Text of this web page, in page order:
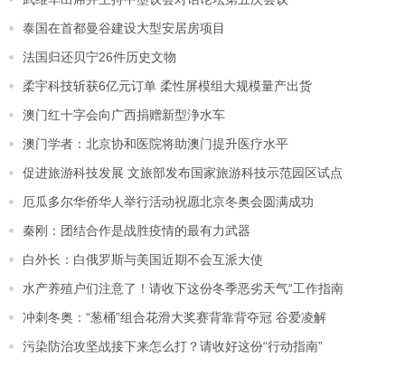
泰国在首都曼谷建设大型安居房项目
法国归还贝宁26件历史文物
柔宇科技斩获6亿元订单 柔性屏模组大规模量产出货
澳门红十字会向广西捐赠新型浄水车
澳门学者：北京协和医院将助澳门提升医疗水平
促进旅游科技发展 文旅部发布国家旅游科技示范园区试点
厄瓜多尔华侨华人举行活动祝愿北京冬奥会圆满成功
秦刚：团结合作是战胜疫情的最有力武器
白外长：白俄罗斯与美国近期不会互派大使
水产养殖户们注意了！请收下这份冬季恶劣天气“工作指南
冲刺冬奥：“葱桶”组合花滑大奖赛背靠背夺冠 谷爱凌解
污染防治攻坚战接下来怎么打？请收好这份“行动指南”